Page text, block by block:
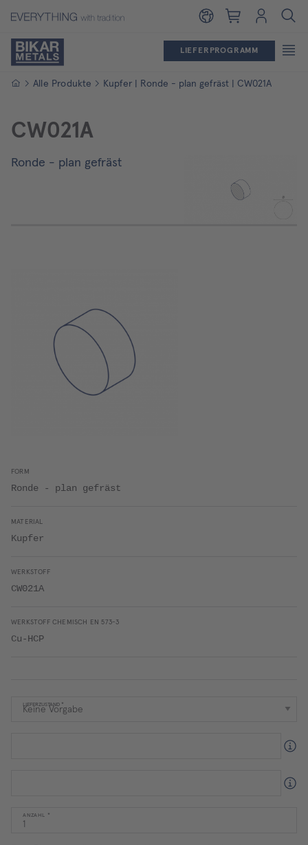
Warenkorb
Login
LIEFERPROGRAMM
StartseiteAlle Produkte Kupfer | Ronde - plan gefräst | CW021A
CW021A
Ronde - plan gefräst
FORM
Ronde - plan gefräst
MATERIAL
Kupfer
WERKSTOFF
CW021A
WERKSTOFF CHEMISCH EN 573-3
Cu-HCP
LIEFERZUSTAND
ANZAHL